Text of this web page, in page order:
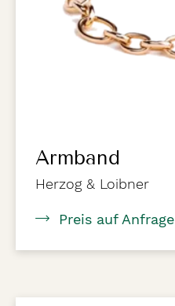
Armband
Herzog & Loibner
Preis auf Anfrage